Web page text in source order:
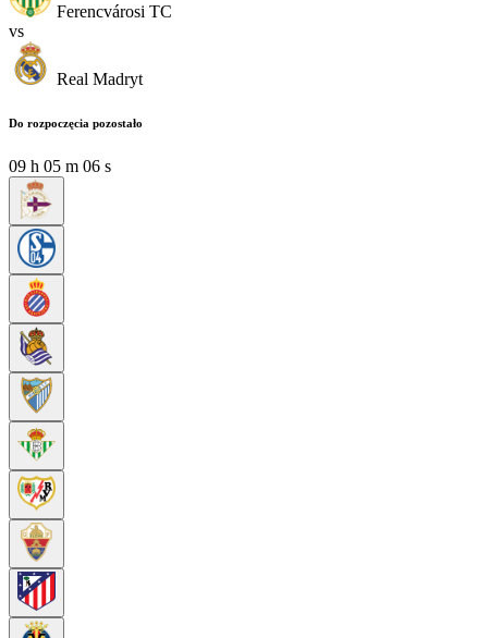
Ferencvárosi TC
vs
Real Madryt
Do rozpoczęcia pozostało
09 h 05 m 05 s